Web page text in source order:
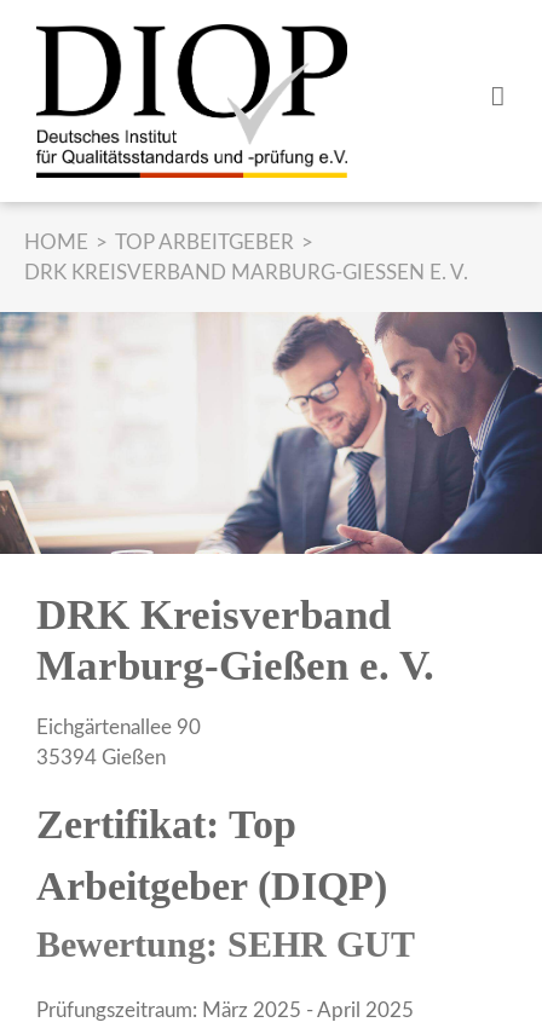
p
r
i
n
g
e
n
HOME
TOP ARBEITGEBER
DRK KREISVERBAND MARBURG-GIESSEN E. V.
DRK Kreisverband
Marburg-Gießen e. V.
Eichgärtenallee 90
35394 Gießen
Zertifikat: Top
Arbeitgeber (DIQP)
Bewertung: SEHR GUT
Prüfungszeitraum: März 2025 - April 2025